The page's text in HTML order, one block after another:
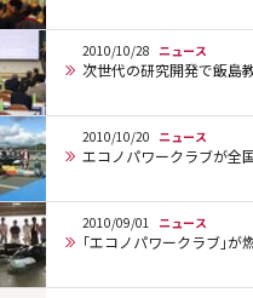
2010/10/28 ニュース
次世代の研究開発で飯島
2010/10/20 ニュース
エコノパワークラブが全
2010/09/01 ニュース
｢エコノパワークラブ｣が